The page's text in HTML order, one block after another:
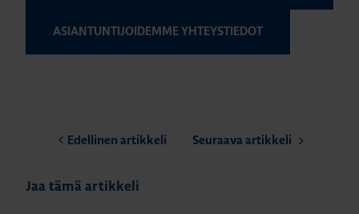
ASIANTUNTIJOIDEMME YHTEYSTIEDOT
Edellinen artikkeli Seuraava artikkeli
Jaa tämä artikkeli